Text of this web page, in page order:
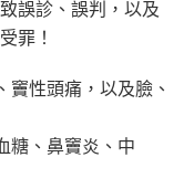
誤診、誤判，以及
罪！
性頭痛，以及臉、
糖、鼻竇炎、中